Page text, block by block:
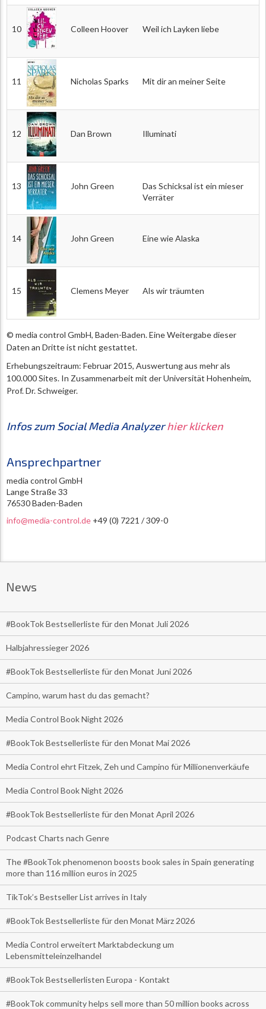
10 Colleen Hoover Weil ich Layken liebe
11 Nicholas Sparks Mit dir an meiner Seite
12 Dan Brown Illuminati
13 John Green
Das Schicksal ist ein mieser
Verräter
14 John Green Eine wie Alaska
15 Clemens Meyer Als wir träumten
© media control GmbH, Baden-Baden. Eine Weitergabe dieser
Daten an Dritte ist nicht gestattet.
Erhebungszeitraum: Februar 2015, Auswertung aus mehr als
100.000 Sites. In Zusammenarbeit mit der Universität Hohenheim,
Prof. Dr. Schweiger.
Infos zum Social Media Analyzerhier klicken
Ansprechpartner
media control GmbH
Lange Straße 33
76530 Baden-Baden
info@media-control.de +49 (0) 7221 / 309-0
News
#BookTok Bestsellerliste für den Monat Juli 2026
Halbjahressieger 2026
#BookTok Bestsellerliste für den Monat Juni 2026
Campino, warum hast du das gemacht?
Media Control Book Night 2026
#BookTok Bestsellerliste für den Monat Mai 2026
Media Control ehrt Fitzek, Zeh und Campino für Millionenverkäufe
Media Control Book Night 2026
#BookTok Bestsellerliste für den Monat April 2026
Podcast Charts nach Genre
The #BookTok phenomenon boosts book sales in Spain generating
more than 116 million euros in 2025
TikTok’s Bestseller List arrives in Italy
#BookTok Bestsellerliste für den Monat März 2026
Media Control erweitert Marktabdeckung um
Lebensmitteleinzelhandel
#BookTok Bestsellerlisten Europa - Kontakt
#BookTok community helps sell more than 50 million books across